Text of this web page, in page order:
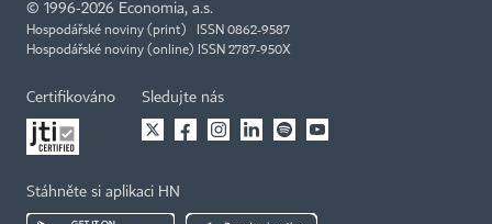
© 1996-2026 Economia, a.s.
Hospodářské noviny (print) ISSN 0862-9587
Hospodářské noviny (online) ISSN 2787-950X
Certifikováno Sledujte nás
Stáhněte si aplikaci HN